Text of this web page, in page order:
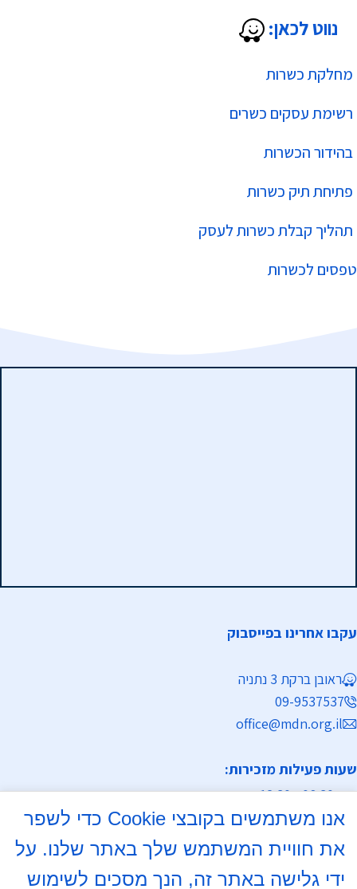
מחלקת כשרות
רשימת עסקים כשרים
בהידור הכשרות
פתיחת תיק כשרות
תהליך קבלת כשרות לעסק
טפסים לכשרות
נווט לכאן:
עקבו אחרינו בפייסבוק
ראובן ברקת 3 נתניה
09-9537537
office@mdn.org.il
שעות פעילות מזכירות:
א-ה 08:30 - 12:30
א, ד 16:00- 18:00
אנו משתמשים בקובצי Cookie כדי לשפר
את חוויית המשתמש שלך באתר שלנו. על
ידי גלישה באתר זה, הנך מסכים לשימוש